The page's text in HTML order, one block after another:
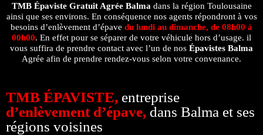
TMB Épaviste Gratuit AgréeBalma dans la région Toulousaine
ainsi que ses environs. En conséquence nos agents répondront à vos
besoins d’enlèvement d’épave du lundi au dimanche, de 08h00 à
00h00. En effet pour se séparer de votre véhicule hors d’usage. il
vous suffira de prendre contact avec l’un de nos Épavistes Balma
Agrée afin de prendre rendez-vous selon votre convenance.
TMB ÉPAVISTE, entreprise
d’enlèvement d’épave, dans Balma et ses
régions voisines